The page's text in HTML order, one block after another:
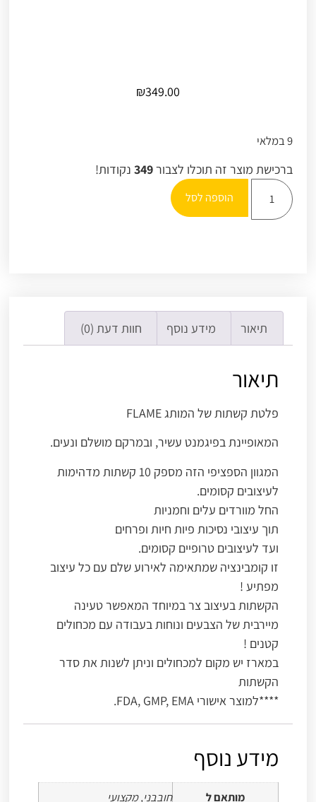
₪349.00
9 במלאי
ברכישת מוצר זה תוכלו לצבור349נקודות!
הוספה לסל
תיאור מידע נוסף חוות דעת (0)
תיאור
פלטת קשתות של המותג FLAME
המאופיינת בפיגמנט עשיר, ובמרקם מושלם ונעים.
המגוון הספציפי הזה מספק 10 קשתות מדהימות
לעיצובים קסומים.
החל מוורדים עלים וחמניות
תוך עיצובי נסיכות פיות חיות ופרחים
ועד לעיצובים טרופיים קסומים.
זו קומבינציה שמתאימה לאירוע שלם עם כל עיצוב
מפתיע !
הקשתות בעיצוב צר במיוחד המאפשר טעינה
מיירבית של הצבעים ונוחות בעבודה עם מכחולים
קטנים !
במארז יש מקום למכחולים וניתן לשנות את סדר
הקשתות
****למוצר אישורי FDA, GMP, EMA.
מידע נוסף
מותאם ל חובבני, מקצועי